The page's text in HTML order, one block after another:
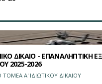
ΔΙΚΑΙΟ - ΕΠΑΝΑΛΗΠΤΙΚΗ
2025-2026
Α' ΙΔΙΩΤΙΚΟΥ ΔΙΚΑΙΟΥ